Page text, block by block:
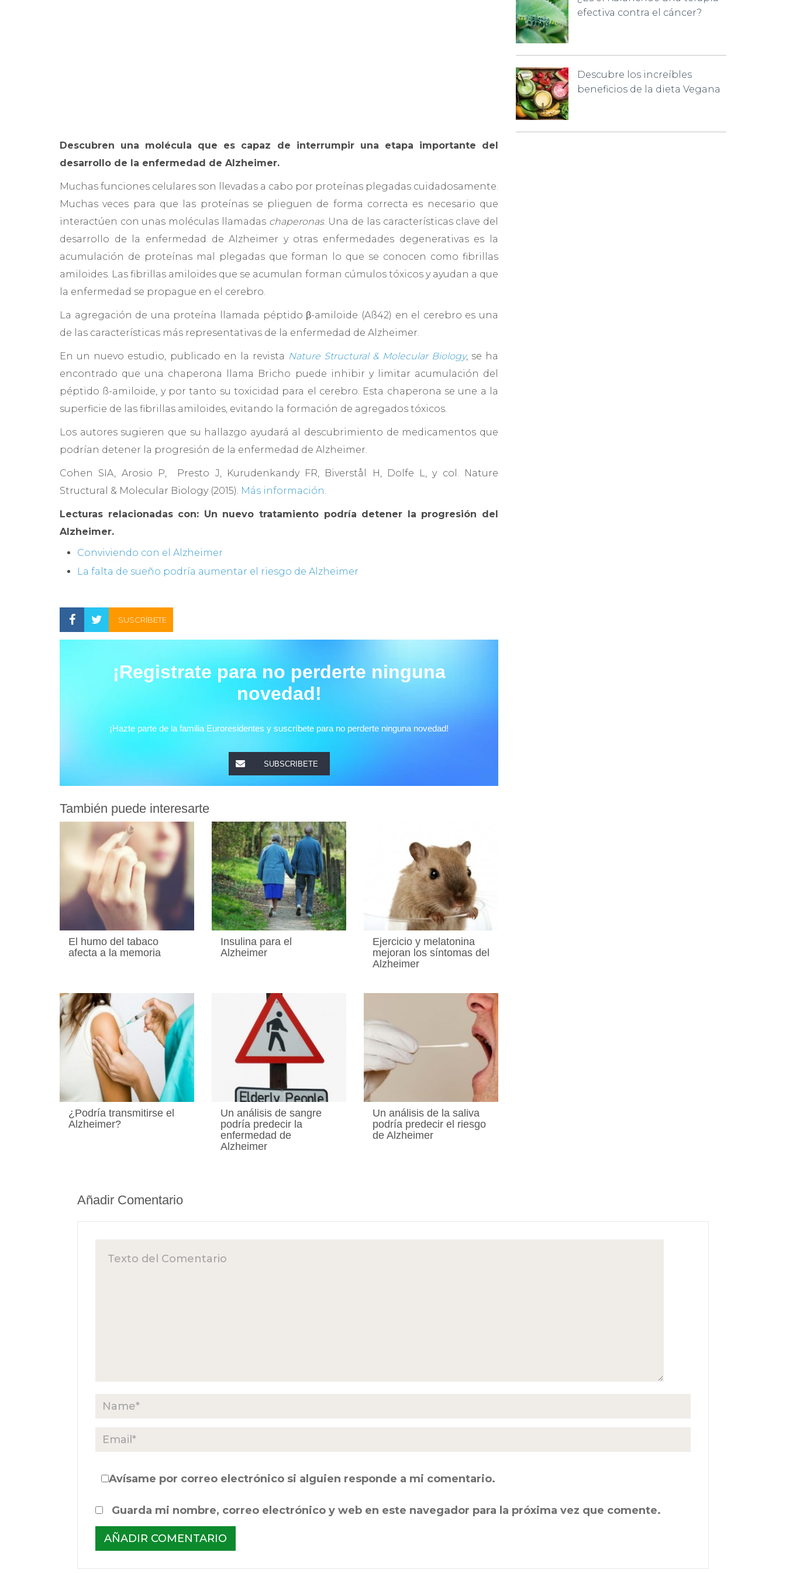
Descubren una molécula que es capaz de interrumpir una etapa importante del
desarrollo de la enfermedad de Alzheimer.
Muchas funciones celulares son llevadas a cabo por proteínas plegadas cuidadosamente.
Muchas veces para que las proteínas se plieguen de forma correcta es necesario que
interactúen con unas moléculas llamadas chaperonas. Una de las características clave del
desarrollo de la enfermedad de Alzheimer y otras enfermedades degenerativas es la
acumulación de proteínas mal plegadas que forman lo que se conocen como fibrillas
amiloides. Las fibrillas amiloides que se acumulan forman cúmulos tóxicos y ayudan a que
la enfermedad se propague en el cerebro.
La agregación de una proteína llamada péptido β-amiloide (Aß42) en el cerebro es una
de las características más representativas de la enfermedad de Alzheimer.
En un nuevo estudio, publicado en la revista Nature Structural & Molecular Biology, se ha
encontrado que una chaperona llama Bricho puede inhibir y limitar acumulación del
péptido ß-amiloide, y por tanto su toxicidad para el cerebro. Esta chaperona se une a la
superficie de las fibrillas amiloides, evitando la formación de agregados tóxicos.
Los autores sugieren que su hallazgo ayudará al descubrimiento de medicamentos que
podrían detener la progresión de la enfermedad de Alzheimer.
Cohen SIA, Arosio P, Presto J, Kurudenkandy FR, Biverstål H, Dolfe L, y col. Nature
Structural & Molecular Biology (2015). Más información.
Lecturas relacionadas con: Un nuevo tratamiento podría detener la progresión del
Alzheimer.
Conviviendo con el Alzheimer
La falta de sueño podría aumentar el riesgo de Alzheimer
SUSCRÍBETE
También puede interesarte
El humo del tabaco
afecta a la memoria
Insulina para el
Alzheimer
Ejercicio y melatonina
mejoran los síntomas del
Alzheimer
¿Podría transmitirse el
Alzheimer?
Un análisis de sangre
podría predecir la
enfermedad de
Alzheimer
Un análisis de la saliva
podría predecir el riesgo
de Alzheimer
efectiva contra el cáncer?
Descubre los increíbles
beneficios de la dieta Vegana
Añadir Comentario
Avísame por correo electrónico si alguien responde a mi comentario.
Guarda mi nombre, correo electrónico y web en este navegador para la próxima vez que comente.